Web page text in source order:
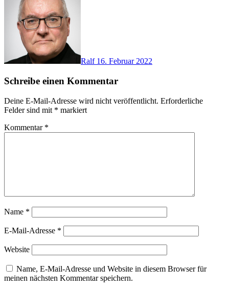
Ralf 16. Februar 2022
Schreibe einen Kommentar
Deine E-Mail-Adresse wird nicht veröffentlicht. Erforderliche
Felder sind mit * markiert
Kommentar *
Name *
E-Mail-Adresse *
Website
Name, E-Mail-Adresse und Website in diesem Browser für
meinen nächsten Kommentar speichern.